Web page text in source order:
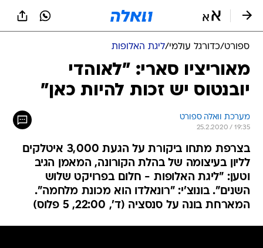
ספורט/כדורגל עולמי/ליגת האלופות
מאוריציו סארי: "לאוהדי
יובנטוס יש זכות להיות כאן"
מערכת וואלה ספורט
25.2.2020 / 19:35
בצרפת מתחו ביקורת על הגעת 3,000 איטלקים
לליון בעיצומה של בהלת הקורונה, המאמן הגיב
וטען: "ליגת האלופות - חלום בפרויקט שלוש
השנים". בונוצ'י: "רונאלדו הוא מכונת מלחמה".
המארחת בונה על סנסציה (ד', 22:00, 5 פלוס)